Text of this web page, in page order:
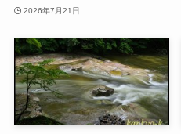
2026年7月21日